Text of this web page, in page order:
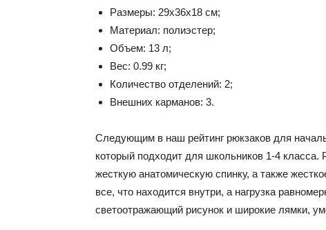
Размеры: 29x36x18 см;
Материал: полиэстер;
Объем: 13 л;
Вес: 0.99 кг;
Количество отделений: 2;
Внешних карманов: 3.
Следующим в наш рейтинг рюкзаков для
который подходит для школьников 1-4
жесткую анатомическую спинку, а также
все, что находится внутри, а нагрузка
светоотражающий рисунок и широкие лямки,